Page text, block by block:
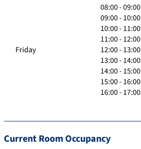
Friday
08:00 - 09:00
09:00 - 10:00
10:00 - 11:00
11:00 - 12:00
12:00 - 13:00
13:00 - 14:00
14:00 - 15:00
15:00 - 16:00
16:00 - 17:00
Current Room Occupancy